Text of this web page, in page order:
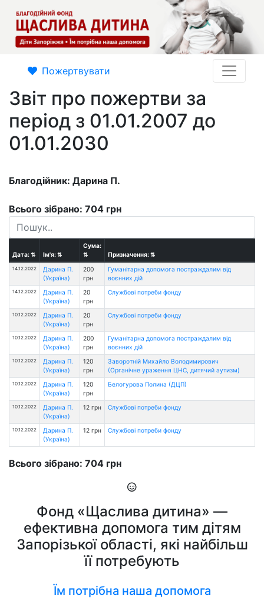
Пожертвувати
Звіт про пожертви за
період з 01.01.2007 до
01.01.2030
Благодійник: Дарина П.
Всього зібрано: 704 грн
Дата:⇅ Ім'я:⇅
Сума:
⇅
Призначення:⇅
14.12.2022
Дарина П.
(Україна)
200
грн
Гуманітарна допомога постраждалим від
воєнних дій
14.12.2022
Дарина П.
(Україна)
20
грн
Службові потреби фонду
10.12.2022
Дарина П.
(Україна)
20
грн
Службові потреби фонду
10.12.2022
Дарина П.
(Україна)
200
грн
Гуманітарна допомога постраждалим від
воєнних дій
10.12.2022
Дарина П.
(Україна)
120
грн
Заворотній Михайло Володимирович
(Органічне ураження ЦНС, дитячий аутизм)
10.12.2022
Дарина П.
(Україна)
120
грн
Белогурова Полина (ДЦП)
10.12.2022
Дарина П.
(Україна)
12 грн Службові потреби фонду
10.12.2022
Дарина П.
(Україна)
12 грн Службові потреби фонду
Всього зібрано: 704 грн
Фонд «Щаслива дитина» —
ефективна допомога тим дітям
Запорізької області, які найбільш
її потребують
Їм потрібна наша допомога